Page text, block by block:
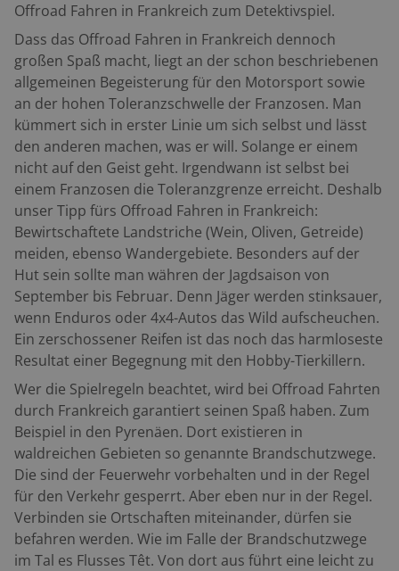
Offroad Fahren in Frankreich zum Detektivspiel.
Dass das Offroad Fahren in Frankreich dennoch
großen Spaß macht, liegt an der schon beschriebenen
allgemeinen Begeisterung für den Motorsport sowie
an der hohen Toleranzschwelle der Franzosen. Man
kümmert sich in erster Linie um sich selbst und lässt
den anderen machen, was er will. Solange er einem
nicht auf den Geist geht. Irgendwann ist selbst bei
einem Franzosen die Toleranzgrenze erreicht. Deshalb
unser Tipp fürs Offroad Fahren in Frankreich:
Bewirtschaftete Landstriche (Wein, Oliven, Getreide)
meiden, ebenso Wandergebiete. Besonders auf der
Hut sein sollte man währen der Jagdsaison von
September bis Februar. Denn Jäger werden stinksauer,
wenn Enduros oder 4x4-Autos das Wild aufscheuchen.
Ein zerschossener Reifen ist das noch das harmloseste
Resultat einer Begegnung mit den Hobby-Tierkillern.
Wer die Spielregeln beachtet, wird bei Offroad Fahrten
durch Frankreich garantiert seinen Spaß haben. Zum
Beispiel in den Pyrenäen. Dort existieren in
waldreichen Gebieten so genannte Brandschutzwege.
Die sind der Feuerwehr vorbehalten und in der Regel
für den Verkehr gesperrt. Aber eben nur in der Regel.
Verbinden sie Ortschaften miteinander, dürfen sie
befahren werden. Wie im Falle der Brandschutzwege
im Tal es Flusses Têt. Von dort aus führt eine leicht zu